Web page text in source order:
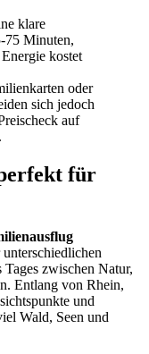
klare
75 Minuten,
kostet
oder
sich jedoch
auf
für
zwischen Natur,
Entlang von Rhein,
und
Wald, Seen und